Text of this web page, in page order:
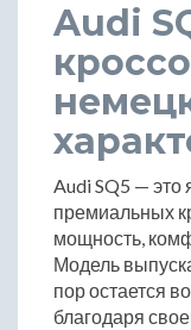
Audi
Audi SQ5 — это
премиальных
мощность,
Модель
пор остается
благодаря